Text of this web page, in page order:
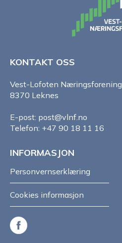
KONTAKT OSS
Vest-Lofoten Næringsforening
8370 Leknes
E-post: post@vlnf.no
Telefon: +47 90 18 11 16
INFORMASJON
Personvernserklæring
Cookies informasjon